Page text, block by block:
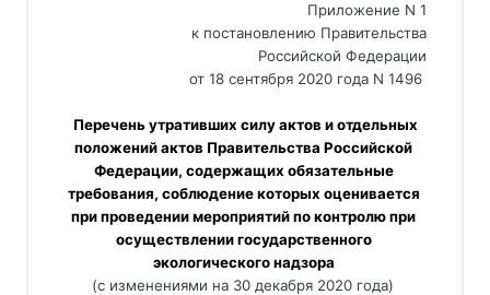
Приложение N 1
к постановлению Правительства
Российской Федерации
от 18 сентября 2020 года N 1496
положений актов Правительства Российской
Федерации, содержащих обязательные
требования, соблюдение которых оценивается
при проведении мероприятий по контролю при
осуществлении государственного
экологического надзора
(с изменениями на 30 декабря 2020 года)